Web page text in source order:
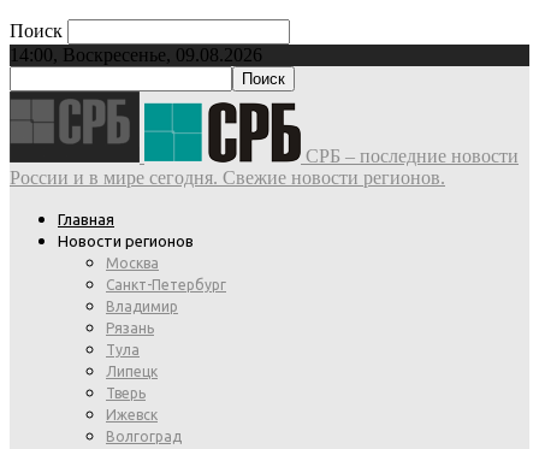
Поиск
14:00, Воскресенье, 09.08.2026
СРБ – последние новости
России и в мире сегодня. Свежие новости регионов.
Главная
Новости регионов
Москва
Санкт-Петербург
Владимир
Рязань
Тула
Липецк
Тверь
Ижевск
Волгоград